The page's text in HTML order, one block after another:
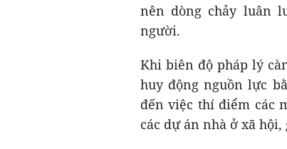
nên dòng chảy luân
người.
Khi biên độ pháp lý
huy động nguồn lực
đến việc thí điểm các
các dự án nhà ở xã